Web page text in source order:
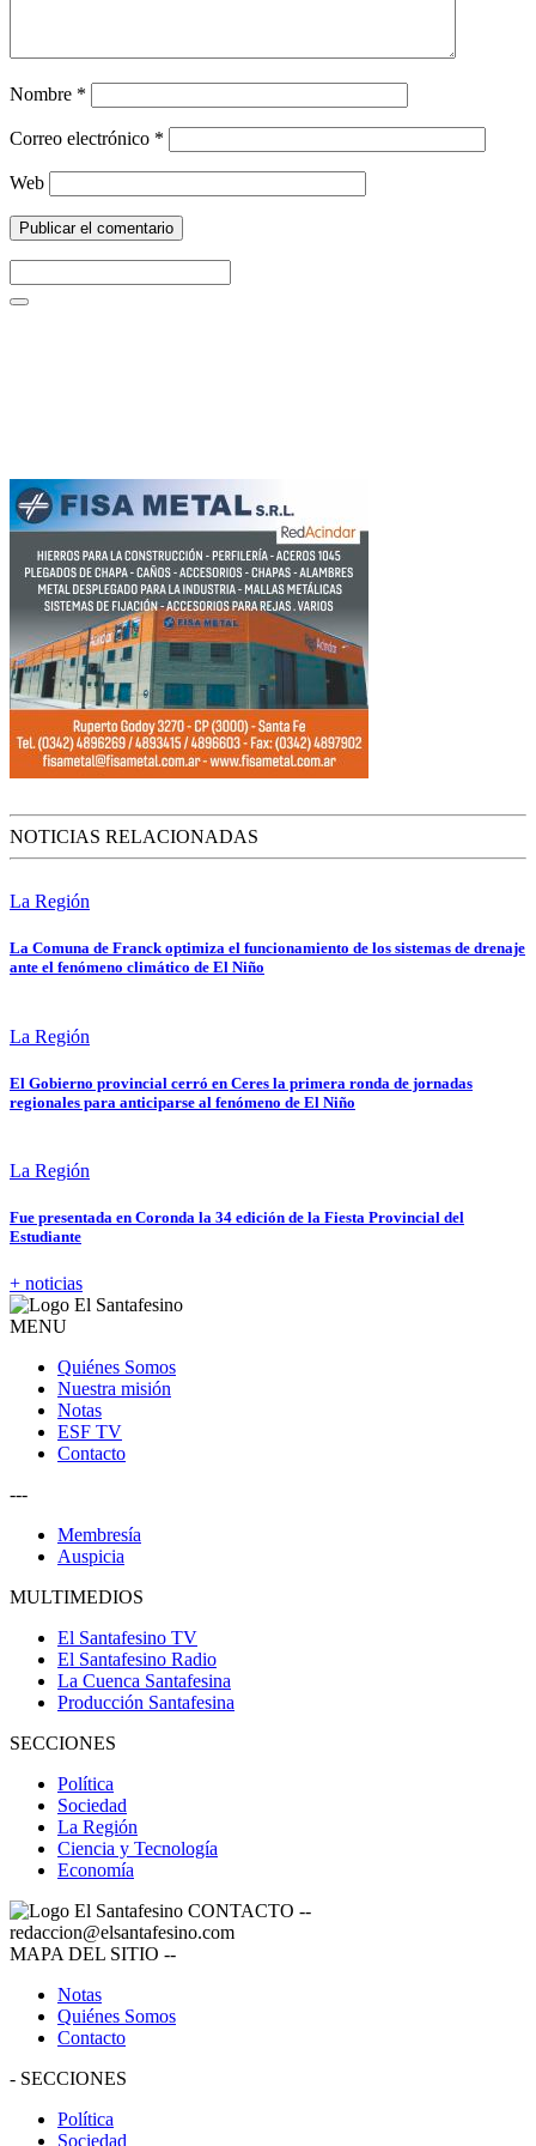
Nombre *
Correo electrónico *
Web
NOTICIAS RELACIONADAS
La Región
La Comuna de Franck optimiza el funcionamiento de los sistemas de drenaje
ante el fenómeno climático de El Niño
La Región
El Gobierno provincial cerró en Ceres la primera ronda de jornadas
regionales para anticiparse al fenómeno de El Niño
La Región
Fue presentada en Coronda la 34 edición de la Fiesta Provincial del
Estudiante
+ noticias
MENU
Quiénes Somos
Nuestra misión
Notas
ESF TV
Contacto
---
Membresía
Auspicia
MULTIMEDIOS
El Santafesino TV
El Santafesino Radio
La Cuenca Santafesina
Producción Santafesina
SECCIONES
Política
Sociedad
La Región
Ciencia y Tecnología
Economía
CONTACTO --
redaccion@elsantafesino.com
MAPA DEL SITIO --
Notas
Quiénes Somos
Contacto
- SECCIONES
Política
Sociedad